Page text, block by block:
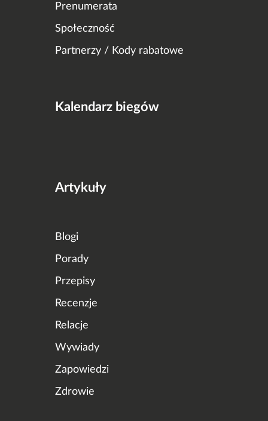
Prenumerata
Społeczność
Partnerzy / Kody rabatowe
Kalendarz biegów
Artykuły
Blogi
Porady
Przepisy
Recenzje
Relacje
Wywiady
Zapowiedzi
Zdrowie